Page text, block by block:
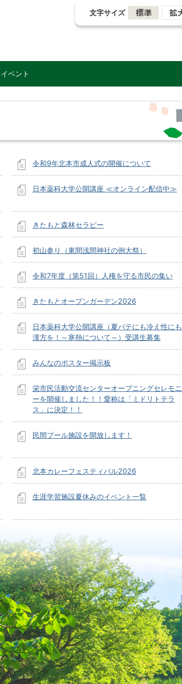
文字サイズ
イベント
令和9年北本市成人式の開催について
日本薬科大学公開講座 ≪オンライン配信中≫
きたもと森林セラピー
初山参り（東間浅間神社の例大祭）
令和7年度（第51回）人権を守る市民の集い
きたもとオープンガーデン2026
日本薬科大学公開講座（夏バテにも冷え性にも
漢方を！～寒熱について～）受講生募集
みんなのポスター掲示板
栄市民活動交流センターオープニングセレモニ
ーを開催しました！！愛称は「ミドリトテラ
ス」に決定！！
民間プール施設を開放します！
北本カレーフェスティバル2026
生涯学習施設夏休みのイベント一覧